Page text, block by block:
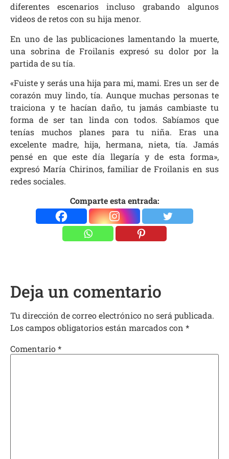
diferentes escenarios incluso grabando algunos
videos de retos con su hija menor.
En uno de las publicaciones lamentando la muerte,
una sobrina de Froilanis expresó su dolor por la
partida de su tía.
«Fuiste y serás una hija para mi, mami. Eres un ser de
corazón muy lindo, tía. Aunque muchas personas te
traiciona y te hacían daño, tu jamás cambiaste tu
forma de ser tan linda con todos. Sabíamos que
tenías muchos planes para tu niña. Eras una
excelente madre, hija, hermana, nieta, tía. Jamás
pensé en que este día llegaría y de esta forma»,
expresó María Chirinos, familiar de Froilanis en sus
redes sociales.
Comparte esta entrada:
Deja un comentario
Tu dirección de correo electrónico no será publicada.
Los campos obligatorios están marcados con *
Comentario*